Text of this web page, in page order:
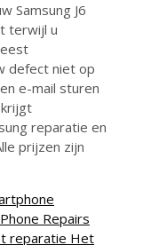
Samsung J6
terwijl u
defect niet op
e-mail sturen
reparatie en
prijzen zijn